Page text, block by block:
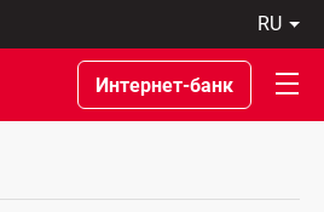
Интернет-банк